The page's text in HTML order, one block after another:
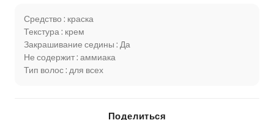
Средство : краска
Текстура : крем
Закрашивание седины : Да
Не содержит : аммиака
Тип волос : для всех
Поделиться